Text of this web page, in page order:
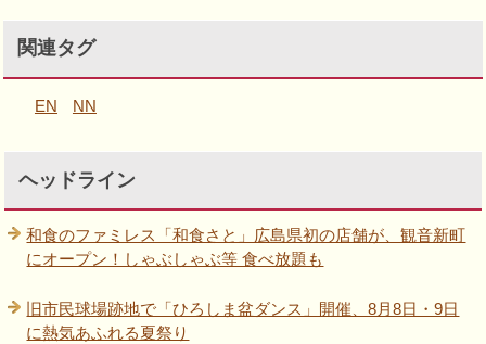
関連タグ
EN NN
ヘッドライン
和食のファミレス「和食さと」広島県初の店舗が、観音新町
にオープン！しゃぶしゃぶ等 食べ放題も
旧市民球場跡地で「ひろしま盆ダンス」開催、8月8日・9日
に熱気あふれる夏祭り